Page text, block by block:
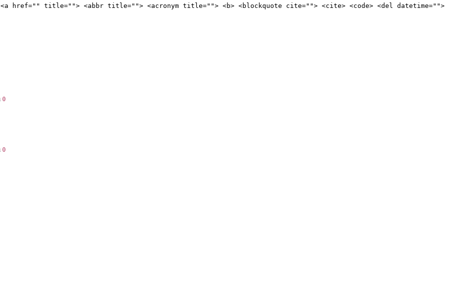
<a href="" title=""> <abbr title=""> <acronym title=""> <b> <blockquote cite=""> <cite> <code> <del datetime="">
0
0